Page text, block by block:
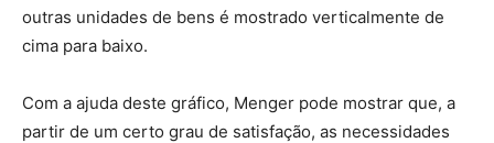
outras unidades de bens é mostrado verticalmente de
cima para baixo.
Com a ajuda deste gráfico, Menger pode mostrar que, a
partir de um certo grau de satisfação, as necessidades